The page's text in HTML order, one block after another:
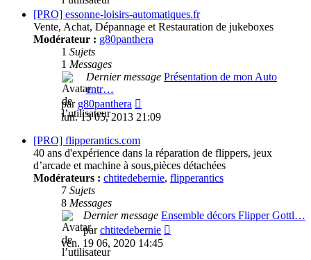
message
[PRO] essonne-loisirs-automatiques.fr
Vente, Achat, Dépannage et Restauration de jukeboxes
Modérateur : g80panthera
1 Sujets
1 Messages
Dernier message Présentation de mon Auto
entr…
par g80panthera
le
lun. 13 05, 2013 21:09
[PRO] flipperantics.com
40 ans d'expérience dans la réparation de flippers, jeux
d’arcade et machine à sous,pièces détachées
Modérateurs : chtitedebernie, flipperantics
7 Sujets
8 Messages
Dernier message Ensemble décors Flipper Gottl…
parchtitedebernie
ven. 19 06, 2020 14:45